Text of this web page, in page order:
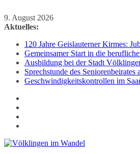
Zum
Inhalt
9. August 2026
Aktuelles:
120 Jahre Geislauterner Kirmes:
Gemeinsamer Start in die
Ausbildung bei der Stadt
Sprechstunde des Seniorenbeirates
Geschwindigkeitskontrollen im